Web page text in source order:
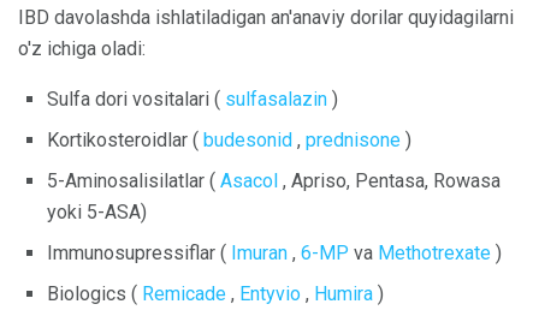
IBD davolashda ishlatiladigan an'anaviy dorilar quyidagilarni
o'z ichiga oladi:
Sulfa dori vositalari ( sulfasalazin )
Kortikosteroidlar ( budesonid , prednisone )
5-Aminosalisilatlar ( Asacol , Apriso, Pentasa, Rowasa
yoki 5-ASA)
Immunosupressiflar ( Imuran , 6-MP va Methotrexate )
Biologics ( Remicade , Entyvio , Humira )